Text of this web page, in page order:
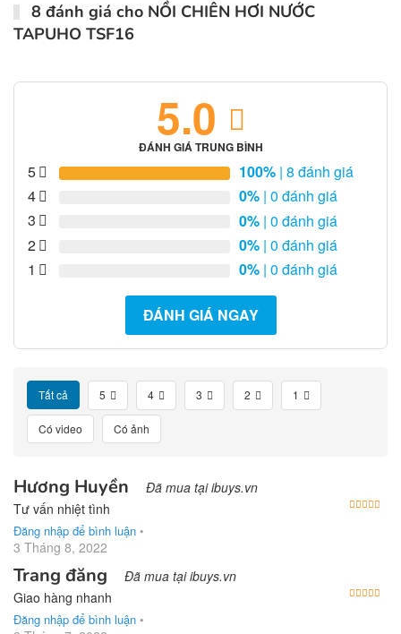
8 đánh giá cho NỒI CHIÊN HƠI NƯỚC
TAPUHO TSF16
5.0
ĐÁNH GIÁ TRUNG BÌNH
5 100% | 8 đánh giá
4
0% | 0 đánh giá
3
0% | 0 đánh giá
2
0% | 0 đánh giá
1
0% | 0 đánh giá
ĐÁNH GIÁ NGAY
Tất cả 5 4 3 2 1
Có video Có ảnh
Hương Huyền Đã mua tại ibuys.vn
Tư vấn nhiệt tình
Đăng nhập để bình luận •
3 Tháng 8, 2022
Trang đăng Đã mua tại ibuys.vn
Giao hàng nhanh
Đăng nhập để bình luận •